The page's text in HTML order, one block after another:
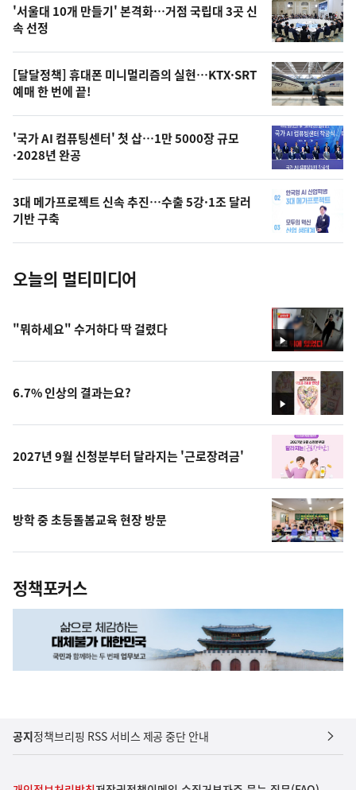
늘
의
영
상
오
의
사
진
'서울대 10개 만들기' 본격화…거점 국립대 3곳 신
속 선정
[달달정책] 휴대폰 미니멀리즘의 실현…KTX·SRT
예매 한 번에 끝!
'국가 AI 컴퓨팅센터' 첫 삽…1만 5000장 규모
·2028년 완공
3대 메가프로젝트 신속 추진…수출 5강·1조 달러
기반 구축
오늘의 멀티미디어
영
상
"뭐하세요" 수거하다 딱 걸렸다
영
상
6.7% 인상의 결과는요?
2027년 9월 신청분부터 달라지는 '근로장려금'
방학 중 초등돌봄교육 현장 방문
정책포커스
공지정책브리핑 RSS 서비스 제공 중단 안내